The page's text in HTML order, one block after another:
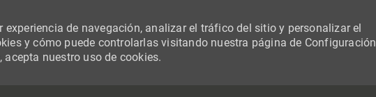
de navegación, analizar el tráfico del sitio y personalizar el
y cómo puede controlarlas visitando nuestra página de Configuración
nuestro uso de cookies.